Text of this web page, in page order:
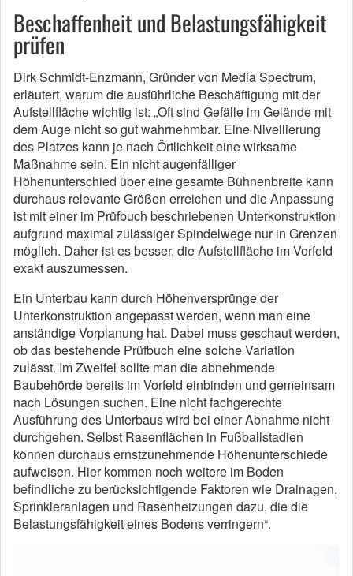
Beschaffenheit und Belastungsfähigkeit
prüfen
Dirk Schmidt-Enzmann, Gründer von Media Spectrum,
erläutert, warum die ausführliche Beschäftigung mit der
Aufstellfläche wichtig ist: „Oft sind Gefälle im Gelände mit
dem Auge nicht so gut wahrnehmbar. Eine Nivellierung
des Platzes kann je nach Örtlichkeit eine wirksame
Maßnahme sein. Ein nicht augenfälliger
Höhenunterschied über eine gesamte Bühnenbreite kann
durchaus relevante Größen erreichen und die Anpassung
ist mit einer im Prüfbuch beschriebenen Unterkonstruktion
aufgrund maximal zulässiger Spindelwege nur in Grenzen
möglich. Daher ist es besser, die Aufstellfläche im Vorfeld
exakt auszumessen.
Ein Unterbau kann durch Höhenversprünge der
Unterkonstruktion angepasst werden, wenn man eine
anständige Vorplanung hat. Dabei muss geschaut werden,
ob das bestehende Prüfbuch eine solche Variation
zulässt. Im Zweifel sollte man die abnehmende
Baubehörde bereits im Vorfeld einbinden und gemeinsam
nach Lösungen suchen. Eine nicht fachgerechte
Ausführung des Unterbaus wird bei einer Abnahme nicht
durchgehen. Selbst Rasenflächen in Fußballstadien
können durchaus ernstzunehmende Höhenunterschiede
aufweisen. Hier kommen noch weitere im Boden
befindliche zu berücksichtigende Faktoren wie Drainagen,
Sprinkleranlagen und Rasenheizungen dazu, die die
Belastungsfähigkeit eines Bodens verringern“.